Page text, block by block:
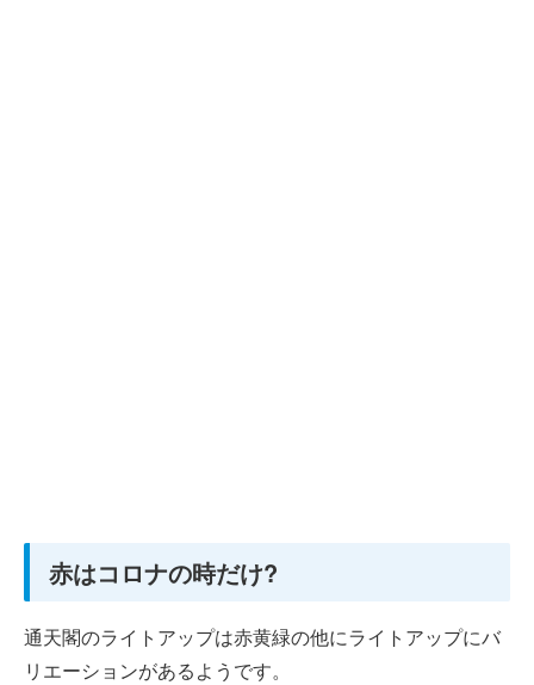
赤はコロナの時だけ?
通天閣のライトアップは赤黄緑の他にライトアップにバ
リエーションがあるようです。